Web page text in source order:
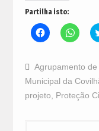
Partilha isto:
Click
to
Facebook
(Opens
in
new
window)
Click
to
in
new
Agrupamento
Municipal da
projeto
Proteção